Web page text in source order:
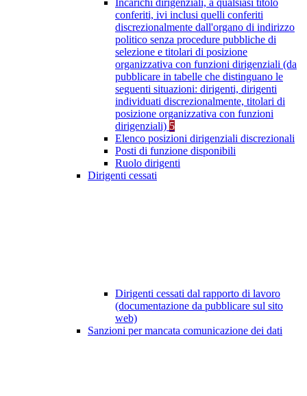
Incarichi dirigenziali, a qualsiasi titolo
conferiti, ivi inclusi quelli conferiti
discrezionalmente dall'organo di indirizzo
politico senza procedure pubbliche di
selezione e titolari di posizione
organizzativa con funzioni dirigenziali (da
pubblicare in tabelle che distinguano le
seguenti situazioni: dirigenti, dirigenti
individuati discrezionalmente, titolari di
posizione organizzativa con funzioni
dirigenziali) 5
Elenco posizioni dirigenziali discrezionali
Posti di funzione disponibili
Ruolo dirigenti
Dirigenti cessati
Dirigenti cessati dal rapporto di lavoro
(documentazione da pubblicare sul sito
web)
Sanzioni per mancata comunicazione dei dati